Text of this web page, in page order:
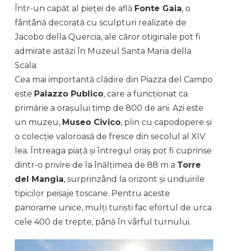
Într-un capăt al pieței de află Fonte Gaia, o
fântână decorată cu sculpturi realizate de
Jacobo della Quercia, ale căror otiginale pot fi
admirate astăzi în Muzeul Santa Maria della
Scala.
Cea mai importantă clădire din Piazza del Campo
este Palazzo Publico, care a funcționat ca
primărie a orașului timp de 800 de ani. Azi este
un muzeu, Museo Civico, plin cu capodopere și
o colecție valoroasă de fresce din secolul al XIV
lea. Întreaga piață și întregul oraș pot fi cuprinse
dintr-o privire de la înălțimea de 88 m a Torre
del Mangia, surprinzând la orizont și unduirile
tipicilor peisaje toscane. Pentru aceste
panorame unice, mulți turiști fac efortul de urca
cele 400 de trepte, până în vârful turnului.